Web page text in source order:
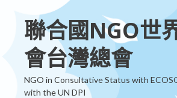
聯合國NGO世
會台灣總會
NGO in Consultative Status with
with the UN DPI